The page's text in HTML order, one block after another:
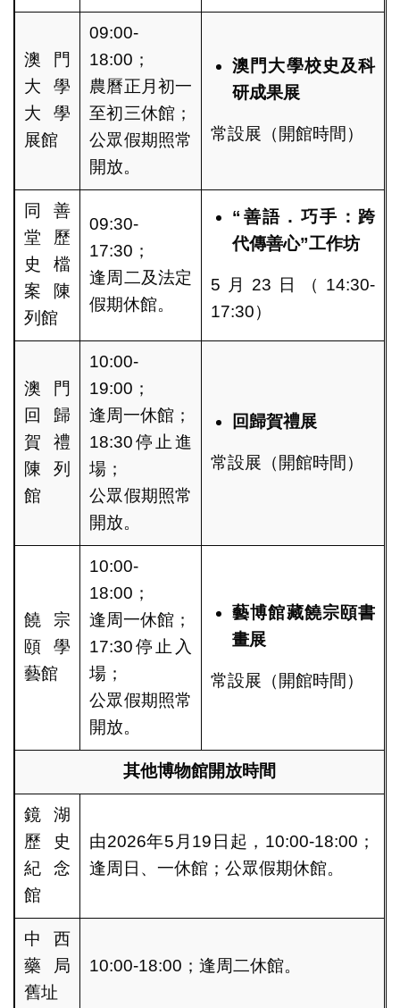
澳門
大學
大學
展館
09:00-
18:00；
農曆正月初一
至初三休館；
公眾假期照常
開放。
澳門大學校史及科
研成果展
常設展（開館時間）
同善
堂歷
史檔
案陳
列館
09:30-
17:30；
逢周二及法定
假期休館。
“善語．巧手：跨
代傳善心”工作坊
5月23日（14:30-
17:30）
澳門
回歸
賀禮
陳列
館
10:00-
19:00；
逢周一休館；
18:30停止進
場；
公眾假期照常
開放。
回歸賀禮展
常設展（開館時間）
饒宗
頤學
藝館
10:00-
18:00；
逢周一休館；
17:30停止入
場；
公眾假期照常
開放。
藝博館藏饒宗頤書
畫展
常設展（開館時間）
其他博物館開放時間
鏡湖
歷史
紀念
館
由2026年5月19日起，10:00-18:00；
逢周日、一休館；公眾假期休館。
中西
藥局
舊址
10:00-18:00；逢周二休館。